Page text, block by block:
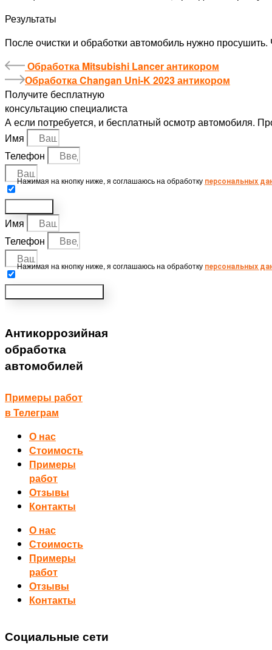
Результаты
После очистки и обработки автомобиль нужно
Обработка Mitsubishi Lancer антикором
Обработка Changan Uni-K 2023 антикором
Получите бесплатную
консультацию специалиста
А если потребуется, и бесплатный осмотр автомобиля.
Имя
Телефон
Нажимая на кнопку ниже, я cоглашаюсь на обработку персональных
Имя
Телефон
Нажимая на кнопку ниже, я cоглашаюсь на обработку персональных
Антикоррозийная
обработка
автомобилей
Примеры работ
в Телеграм
О нас
Стоимость
Примеры
работ
Отзывы
Контакты
О нас
Стоимость
Примеры
работ
Отзывы
Контакты
Социальные сети